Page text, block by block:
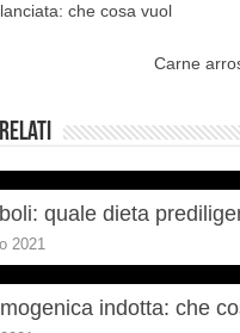
che cosa vuol
Carne
quale dieta
2021
indotta: che